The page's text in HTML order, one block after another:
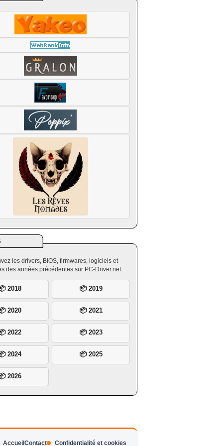
les drivers, BIOS, firmwares, logiciels et
des années précédentes sur PC-Driver.net
2018 📦 2019
2020 📦 2021
2022 📦 2023
2024 📦 2025
2026
Accueil Contact Confidentialité et cookies